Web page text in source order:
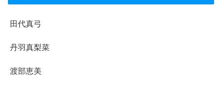
田代真弓
丹羽真梨菜
渡部恵美